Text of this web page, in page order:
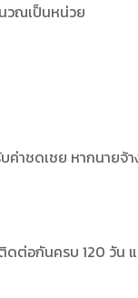
วณเป็นหน่วย
าชดเชย หากนายจ้า
ดต่อกันครบ 120 วัน